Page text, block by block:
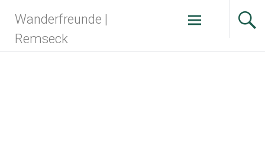
Inhalt
springen
Wanderfreunde |
Remseck